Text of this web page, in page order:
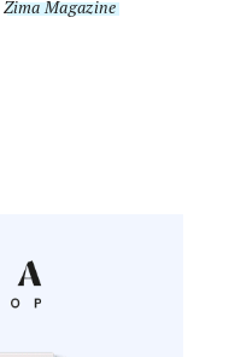
Zima Magazine